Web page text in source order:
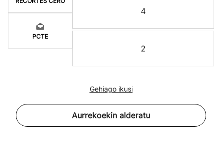
PCTE
4
2
Gehiago ikusi
Aurrekoekin alderatu